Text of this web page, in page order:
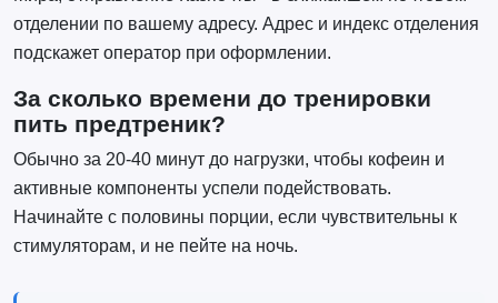
отделении по вашему адресу. Адрес и индекс отделения
подскажет оператор при оформлении.
За сколько времени до тренировки
пить предтреник?
Обычно за 20-40 минут до нагрузки, чтобы кофеин и
активные компоненты успели подействовать.
Начинайте с половины порции, если чувствительны к
стимуляторам, и не пейте на ночь.